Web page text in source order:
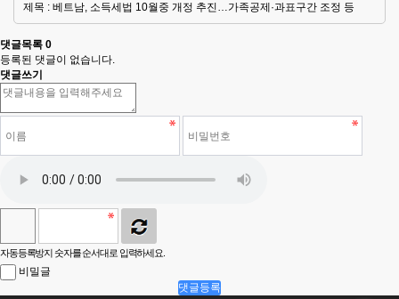
제목 : 베트남, 소득세법 10월중 개정 추진…가족공제·과표구간 조정 등
댓글목록 0
등록된 댓글이 없습니다.
댓글쓰기
자동등록방지 숫자를 순서대로 입력하세요.
비밀글
댓글등록